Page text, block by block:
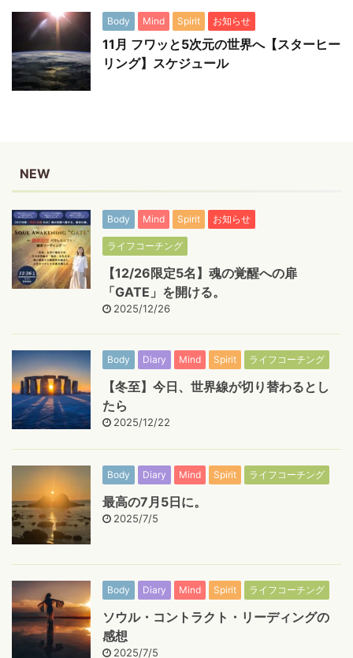
Body Mind Spirit お知らせ
11月 フワッと5次元の世界へ【スターヒー
リング】スケジュール
NEW
Body Mind Spirit お知らせ
ライフコーチング
【12/26限定5名】魂の覚醒への扉
「GATE」を開ける。
2025/12/26
Body Diary Mind Spirit ライフコーチング
【冬至】今日、世界線が切り替わるとし
たら
2025/12/22
Body Diary Mind Spirit ライフコーチング
最高の7月5日に。
2025/7/5
Body Diary Mind Spirit ライフコーチング
ソウル・コントラクト・リーディングの
感想
2025/7/5